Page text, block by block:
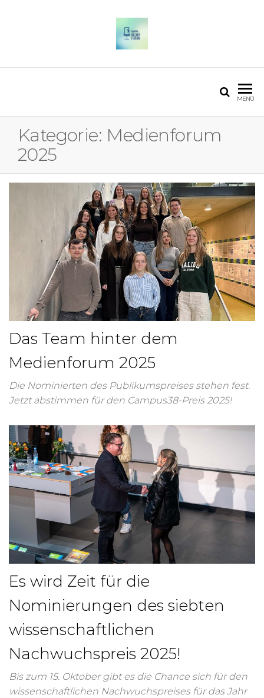
MENÜ
Kategorie: Medienforum
2025
Das Team hinter dem
Medienforum 2025
Die Nominierten des Publikumspreises stehen fest.
Jetzt abstimmen für den Campus38-Preis 2025!
Es wird Zeit für die
Nominierungen des siebten
wissenschaftlichen
Nachwuchspreis 2025!
Bis zum 15. Oktober gibt es die Chance sich für den
wissenschaftlichen Nachwuchspreises für das Jahr